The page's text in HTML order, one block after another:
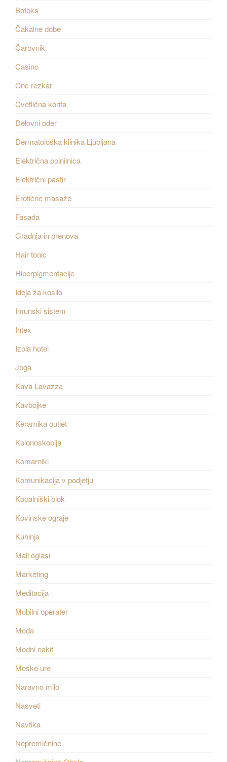
Botoks
Čakalne dobe
Čarovnik
Casino
Cnc rezkar
Cvetlična korita
Delovni oder
Dermatološka klinika Ljubljana
Električna polnilnica
Električni pastir
Erotične masaže
Fasada
Gradnja in prenova
Hair tonic
Hiperpigmentacije
Ideja za kosilo
Imunski sistem
Intex
Izola hotel
Joga
Kava Lavazza
Kavbojke
Keramika outlet
Kolonoskopija
Komarniki
Komunikacija v podjetju
Kopalniški blok
Kovinske ograje
Kuhinja
Mali oglasi
Marketing
Meditacija
Mobilni operater
Moda
Modni nakit
Moške ure
Naravno milo
Nasveti
Navtika
Nepremičnine